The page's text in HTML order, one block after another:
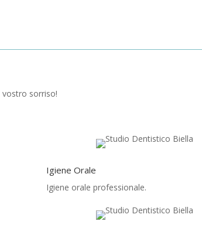
vostro sorriso!
Igiene Orale
Igiene orale professionale.